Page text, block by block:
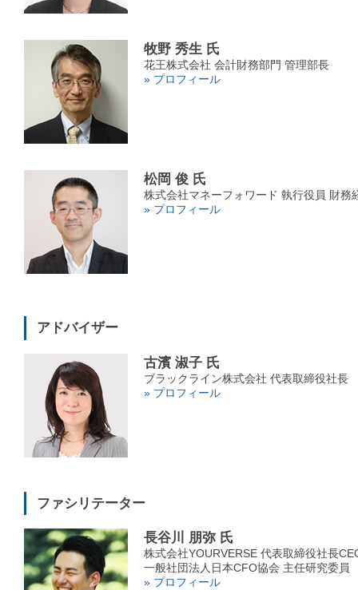
牧野 秀生 氏
花王株式会社 会計財務部門 管理部長
» プロフィール
松岡 俊 氏
株式会社マネーフォワード 執行役員 財務
» プロフィール
アドバイザー
古濱 淑子 氏
ブラックライン株式会社 代表取締役社長
» プロフィール
ファシリテーター
長谷川 朋弥 氏
株式会社YOURVERSE 代表取締役社長
一般社団法人日本CFO協会 主任研究委員
» プロフィール